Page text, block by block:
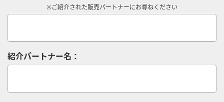
※ご紹介された販売パートナーにお尋ねください
紹介パートナー名：